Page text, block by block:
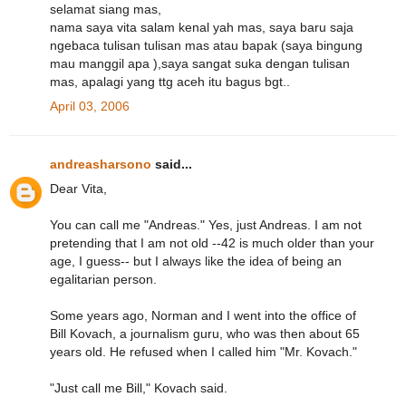
selamat siang mas,
nama saya vita salam kenal yah mas, saya baru saja
ngebaca tulisan tulisan mas atau bapak (saya bingung
mau manggil apa ),saya sangat suka dengan tulisan
mas, apalagi yang ttg aceh itu bagus bgt..
April 03, 2006
andreasharsono said...
Dear Vita,
You can call me "Andreas." Yes, just Andreas. I am not
pretending that I am not old --42 is much older than your
age, I guess-- but I always like the idea of being an
egalitarian person.
Some years ago, Norman and I went into the office of
Bill Kovach, a journalism guru, who was then about 65
years old. He refused when I called him "Mr. Kovach."
"Just call me Bill," Kovach said.